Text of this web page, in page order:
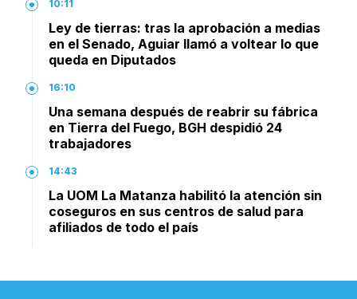
10:11
Ley de tierras: tras la aprobación a medias
en el Senado, Aguiar llamó a voltear lo que
queda en Diputados
16:10
Una semana después de reabrir su fábrica
en Tierra del Fuego, BGH despidió 24
trabajadores
14:43
La UOM La Matanza habilitó la atención sin
coseguros en sus centros de salud para
afiliados de todo el país